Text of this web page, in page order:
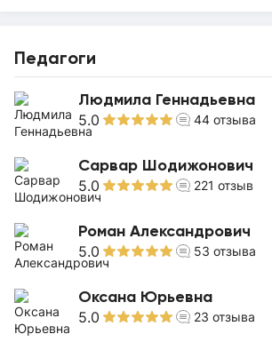
Педагоги
Людмила Геннадьевна
5.0 44 отзыва
Сарвар Шодижонович
5.0 221 отзыв
Роман Александрович
5.0 53 отзыва
Оксана Юрьевна
5.0 23 отзыва